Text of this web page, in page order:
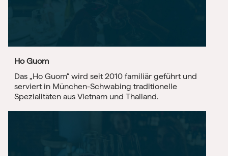
Ho Guom
Das „Ho Guom“ wird seit 2010 familiär geführt und
serviert in München-Schwabing traditionelle
Spezialitäten aus Vietnam und Thailand.